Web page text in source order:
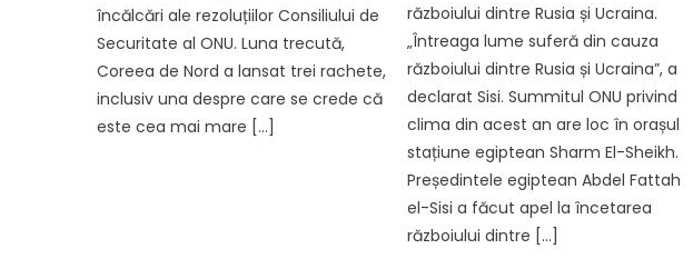
încălcări ale rezoluțiilor Consiliului de
Securitate al ONU. Luna trecută,
Coreea de Nord a lansat trei rachete,
inclusiv una despre care se crede că
este cea mai mare […]
războiului dintre Rusia și Ucraina.
„Întreaga lume suferă din cauza
războiului dintre Rusia și Ucraina”, a
declarat Sisi. Summitul ONU privind
clima din acest an are loc în orașul
stațiune egiptean Sharm El-Sheikh.
Președintele egiptean Abdel Fattah
el-Sisi a făcut apel la încetarea
războiului dintre […]